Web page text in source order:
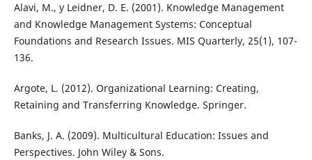
Alavi, M., y Leidner, D. E. (2001). Knowledge Management
and Knowledge Management Systems: Conceptual
Foundations and Research Issues. MIS Quarterly, 25(1), 107-
136.
Argote, L. (2012). Organizational Learning: Creating,
Retaining and Transferring Knowledge. Springer.
Banks, J. A. (2009). Multicultural Education: Issues and
Perspectives. John Wiley & Sons.